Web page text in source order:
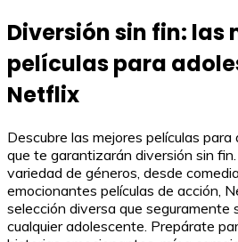
Diversión sin fin: las
películas para
Netflix
Descubre las mejores películas
que te garantizarán diversión sin
variedad de géneros, desde
emocionantes películas de acción,
selección diversa que seguramente
cualquier adolescente. Prepárate